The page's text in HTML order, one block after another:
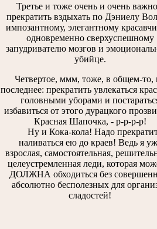
Третье и тоже очень и очень
прекратить вздыхать по Дэниелу
импозантному, элегантному
одновременно сверхуспешному
запудривателю мозгов и
убийце.
Четвертое, ммм, тоже, в общем-то,
последнее: прекратить увлекаться
головными уборами и
избавиться от этого дурацкого
Красная Шапочка, - р-р-р-р!
Ну и Кока-кола! Надо
наливаться ею до краев! Ведь я
взрослая, самостоятельная,
целеустремленная леди, которая
ДОЛЖНА обходиться без
абсолютно бесполезных для
сладостей!